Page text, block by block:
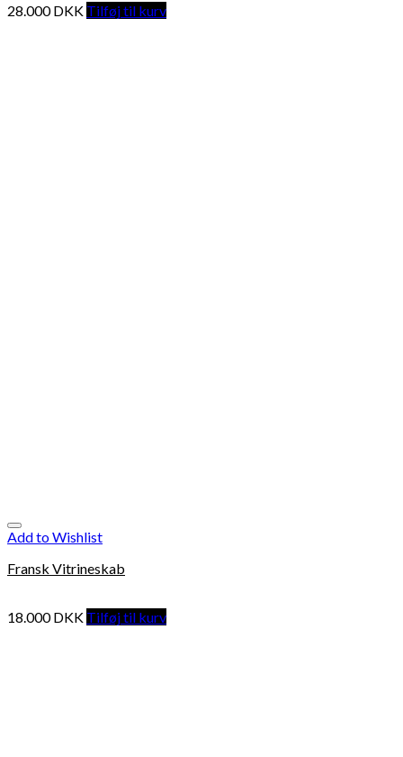
28.000DKK Tilføj til kurv
Add to Wishlist
Fransk Vitrineskab
18.000DKK Tilføj til kurv